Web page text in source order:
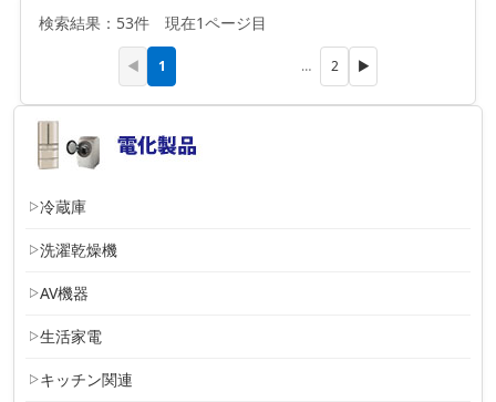
冷蔵庫
洗濯乾燥機
AV機器
生活家電
キッチン関連
検索結果：53件 現在1ページ目
◀ 1 … 2 ▶